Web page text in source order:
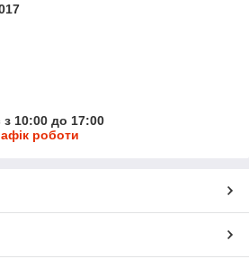
10:00 до 17:00
роботи